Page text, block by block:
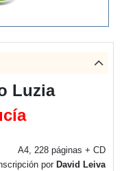
Luzia
A4, 228 páginas + CD
por David Leiva